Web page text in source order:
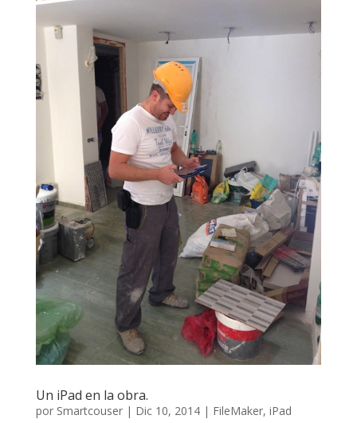
Un iPad en la obra.
por Smartcouser| Dic 10, 2014| FileMaker, iPad